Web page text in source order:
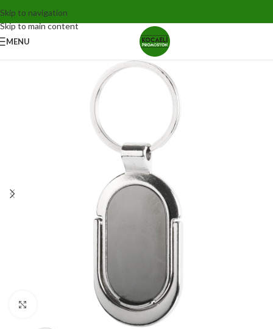
Skip to navigation
Skip to main content
MENU